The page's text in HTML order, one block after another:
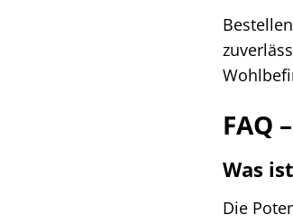
FAQ
Was
Die